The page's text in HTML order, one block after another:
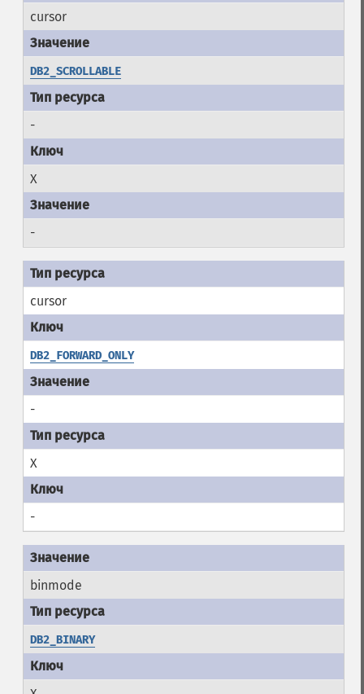
cursor
DB2_SCROLLABLE
-
X
-
cursor
DB2_FORWARD_ONLY
-
X
-
binmode
DB2_BINARY